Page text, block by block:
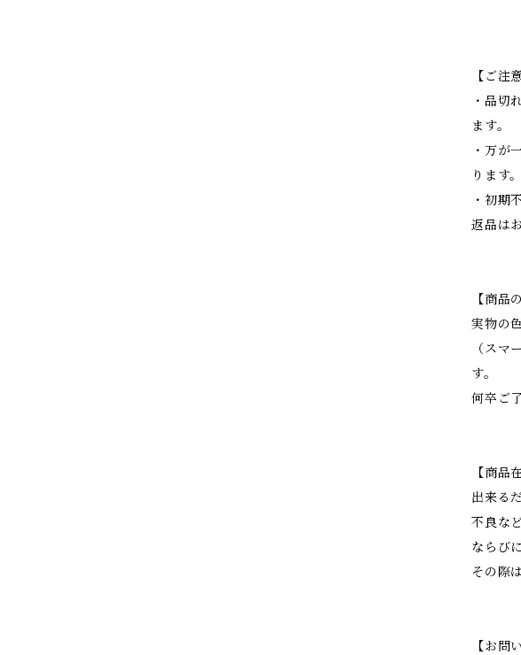
【ご注
・品切
ます。
・万が
ります
・初期
返品は
【商品
実物の
（ス
す。
何卒ご
【商品
出来る
不良な
ならび
その際
【お問